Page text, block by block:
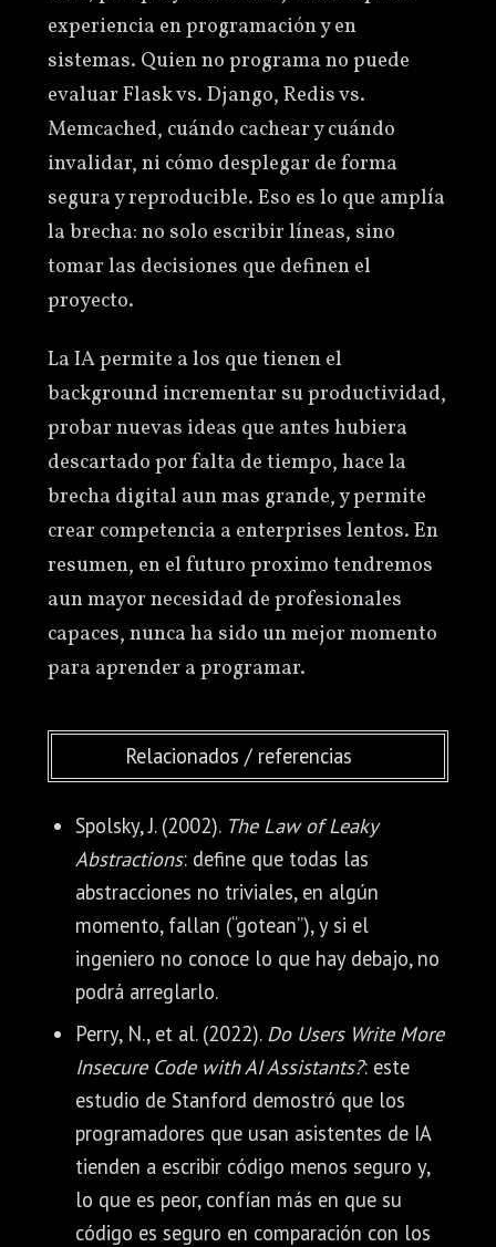
experiencia en programación y en
sistemas. Quien no programa no puede
evaluar Flask vs. Django, Redis vs.
Memcached, cuándo cachear y cuándo
invalidar, ni cómo desplegar de forma
segura y reproducible. Eso es lo que amplía
la brecha: no solo escribir líneas, sino
tomar las decisiones que definen el
proyecto.
La IA permite a los que tienen el
background incrementar su productividad,
probar nuevas ideas que antes hubiera
descartado por falta de tiempo, hace la
brecha digital aun mas grande, y permite
crear competencia a enterprises lentos. En
resumen, en el futuro proximo tendremos
aun mayor necesidad de profesionales
capaces, nunca ha sido un mejor momento
para aprender a programar.
Relacionados / referencias
Spolsky, J. (2002). The Law of Leaky
Abstractions: define que todas las
abstracciones no triviales, en algún
momento, fallan (“gotean”), y si el
ingeniero no conoce lo que hay debajo, no
podrá arreglarlo.
Perry, N., et al. (2022). Do Users Write More
Insecure Code with AI Assistants?: este
estudio de Stanford demostró que los
programadores que usan asistentes de IA
tienden a escribir código menos seguro y,
lo que es peor, confían más en que su
código es seguro en comparación con los